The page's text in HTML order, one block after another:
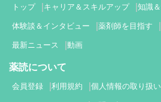
トップ キャリア＆スキルアップ 知識
体験談＆インタビュー 薬剤師を目指す
最新ニュース 動画
薬読について
会員登録 利用規約 個人情報の取り扱